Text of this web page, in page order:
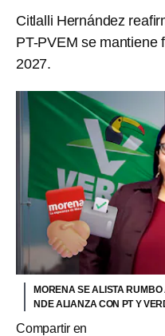
Citlalli Hernández
PT-PVEM se mantiene
2027.
MORENA SE ALISTA
NDE ALIANZA CON PT Y
Compartir en